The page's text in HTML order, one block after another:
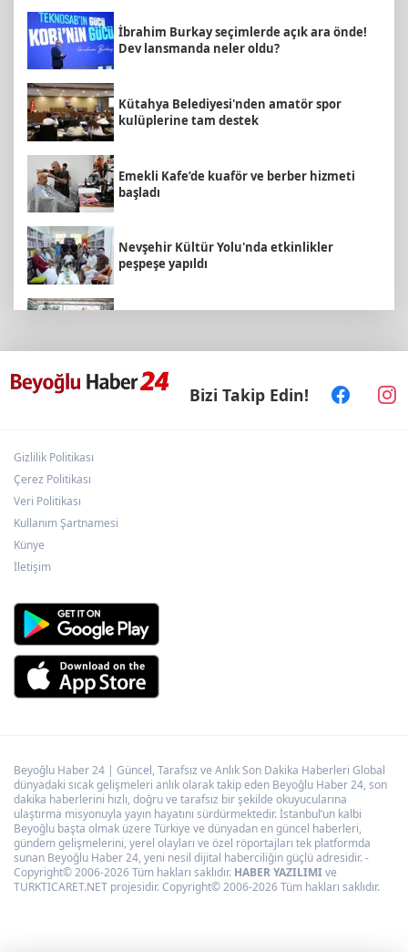
İbrahim Burkay seçimlerde açık ara önde!
Dev lansmanda neler oldu?
Kütahya Belediyesi'nden amatör spor
kulüplerine tam destek
Emekli Kafe’de kuaför ve berber hizmeti
başladı
Nevşehir Kültür Yolu'nda etkinlikler
peşpeşe yapıldı
KARBEM’den LGS’de yüzde 95,7 başarı
Bizi Takip Edin!
Gizlilik Politikası
Çerez Politikası
Veri Politikası
Kullanım Şartnamesi
Künye
İletişim
Beyoğlu Haber 24 | Güncel, Tarafsız ve Anlık Son Dakika Haberleri Global
dünyadaki sıcak gelişmeleri anlık olarak takip eden Beyoğlu Haber 24, son
dakika haberlerini hızlı, doğru ve tarafsız bir şekilde okuyucularına
ulaştırma misyonuyla yayın hayatını sürdürmektedir. İstanbul’un kalbi
Beyoğlu başta olmak üzere Türkiye ve dünyadan en güncel haberleri,
gündem gelişmelerini, yerel olayları ve özel röportajları tek platformda
sunan Beyoğlu Haber 24, yeni nesil dijital haberciliğin güçlü adresidir. -
Copyright© 2006-2026 Tüm hakları saklıdır. HABER YAZILIMIve
TURKTICARET.NET projesidir. Copyright© 2006-2026 Tüm hakları saklıdır.